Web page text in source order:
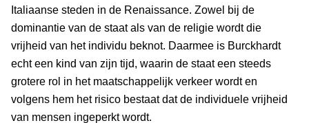
Italiaanse steden in de Renaissance. Zowel bij de
dominantie van de staat als van de religie wordt die
vrijheid van het individu beknot. Daarmee is Burckhardt
echt een kind van zijn tijd, waarin de staat een steeds
grotere rol in het maatschappelijk verkeer wordt en
volgens hem het risico bestaat dat de individuele vrijheid
van mensen ingeperkt wordt.